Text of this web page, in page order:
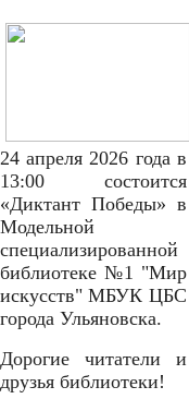
24 апреля 2026 года в
13:00 состоится
«Диктант Победы» в
Модельной
специализированной
библиотеке №1 "Мир
искусств" МБУК ЦБС
города Ульяновска.
Дорогие читатели и
друзья библиотеки!